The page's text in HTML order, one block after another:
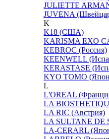
JULIETTE
JUVENA
K
K18 (США)
KARISMA EXO
KEBROC (Россия)
KEENWELL
KERASTASE
KYO TOMO
L
L'OREAL
LA
LA RIC (Австрия)
LA SULTANE DE
LA-CERARL